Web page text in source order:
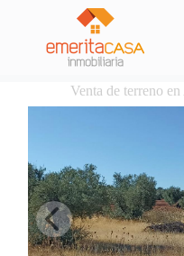
Venta de terreno